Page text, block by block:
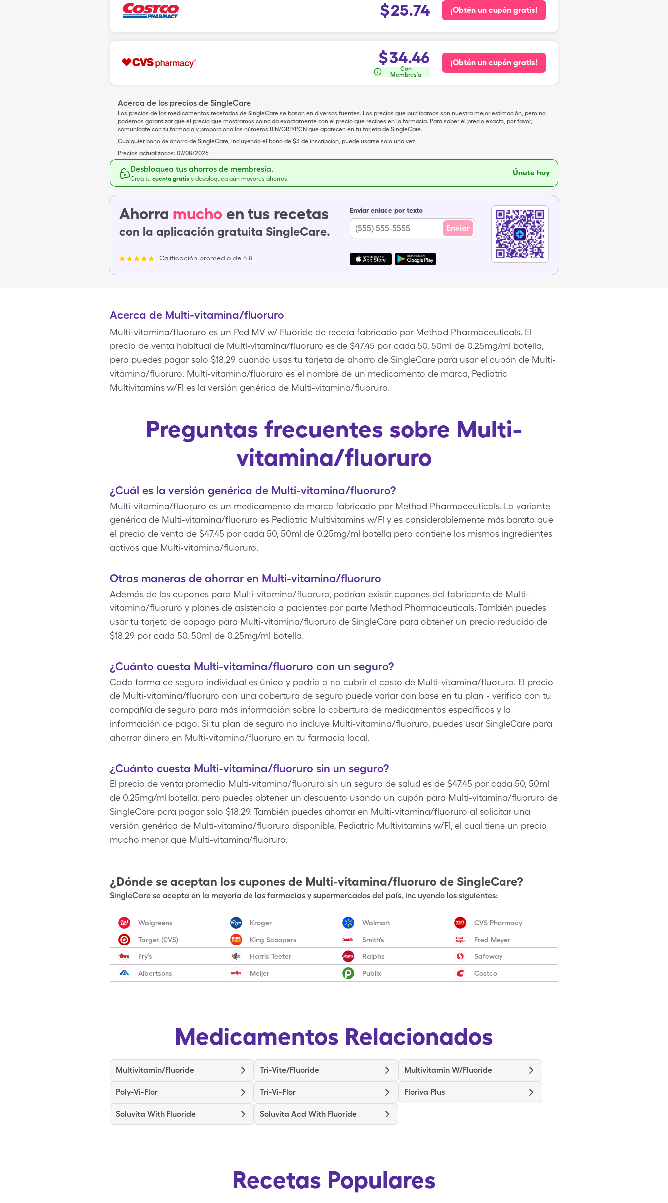
$25.74 ¡Obtén un cupón gratis!
$34.46
Con
Membresía
¡Obtén un cupón gratis!
Acerca de los precios de SingleCare
Los precios de los medicamentos recetados de SingleCare se basan en diversas fuentes. Los precios que publicamos son nuestra mejor estimación, pero no
podemos garantizar que el precio que mostramos coincida exactamente con el precio que recibes en la farmacia. Para saber el precio exacto, por favor,
comunícate con tu farmacia y proporciona los números BIN/GRP/PCN que aparecen en tu tarjeta de SingleCare.
Cualquier bono de ahorro de SingleCare, incluyendo el bono de $3 de inscripción, puede usarse solo una vez.
Precios actualizados: 07/08/2026
Desbloquea tus ahorros de membresía.
Crea tu cuenta gratis y desbloquea aún mayores ahorros.
Únete hoy
Ahorra mucho en tus recetas
con la aplicación gratuita SingleCare.
Calificación promedio de 4.8
Enviar enlace por texto
Enviar
Acerca de Multi-vitamina/fluoruro
Multi-vitamina/fluoruro es un Ped MV w/ Fluoride de receta fabricado por Method Pharmaceuticals. El
precio de venta habitual de Multi-vitamina/fluoruro es de $47.45 por cada 50, 50ml de 0.25mg/ml botella,
pero puedes pagar solo $18.29 cuando usas tu tarjeta de ahorro de SingleCare para usar el cupón de Multi-
vitamina/fluoruro. Multi-vitamina/fluoruro es el nombre de un medicamento de marca, Pediatric
Multivitamins w/Fl es la versión genérica de Multi-vitamina/fluoruro.
Preguntas frecuentes sobre Multi-
vitamina/fluoruro
¿Cuál es la versión genérica de Multi-vitamina/fluoruro?
Multi-vitamina/fluoruro es un medicamento de marca fabricado por Method Pharmaceuticals. La variante
genérica de Multi-vitamina/fluoruro es Pediatric Multivitamins w/Fl y es considerablemente más barato que
el precio de venta de $47.45 por cada 50, 50ml de 0.25mg/ml botella pero contiene los mismos ingredientes
activos que Multi-vitamina/fluoruro.
Otras maneras de ahorrar en Multi-vitamina/fluoruro
Además de los cupones para Multi-vitamina/fluoruro, podrían existir cupones del fabricante de Multi-
vitamina/fluoruro y planes de asistencia a pacientes por parte Method Pharmaceuticals. También puedes
usar tu tarjeta de copago para Multi-vitamina/fluoruro de SingleCare para obtener un precio reducido de
$18.29 por cada 50, 50ml de 0.25mg/ml botella.
¿Cuánto cuesta Multi-vitamina/fluoruro con un seguro?
Cada forma de seguro individual es único y podría o no cubrir el costo de Multi-vitamina/fluoruro. El precio
de Multi-vitamina/fluoruro con una cobertura de seguro puede variar con base en tu plan - verifica con tu
compañía de seguro para más información sobre la cobertura de medicamentos específicos y la
información de pago. Si tu plan de seguro no incluye Multi-vitamina/fluoruro, puedes usar SingleCare para
ahorrar dinero en Multi-vitamina/fluoruro en tu farmacia local.
¿Cuánto cuesta Multi-vitamina/fluoruro sin un seguro?
El precio de venta promedio Multi-vitamina/fluoruro sin un seguro de salud es de $47.45 por cada 50, 50ml
de 0.25mg/ml botella, pero puedes obtener un descuento usando un cupón para Multi-vitamina/fluoruro de
SingleCare para pagar solo $18.29. También puedes ahorrar en Multi-vitamina/fluoruro al solicitar una
versión genérica de Multi-vitamina/fluoruro disponible, Pediatric Multivitamins w/Fl, el cual tiene un precio
mucho menor que Multi-vitamina/fluoruro.
¿Dónde se aceptan los cupones de Multi-vitamina/fluoruro de SingleCare?
SingleCare se acepta en la mayoría de las farmacias y supermercados del país, incluyendo los siguientes:
Walgreens Kroger Walmart CVS Pharmacy
Target (CVS) King Scoopers Smith’s Fred Meyer
Fry’s Harris Teeter Ralphs Safeway
Albertsons Meijer Publix Costco
Medicamentos Relacionados
Multivitamin/Fluoride Tri-Vite/Fluoride Multivitamin W/Fluoride
Poly-Vi-Flor Tri-Vi-Flor Floriva Plus
Soluvita With Fluoride Soluvita Acd With Fluoride
Recetas Populares